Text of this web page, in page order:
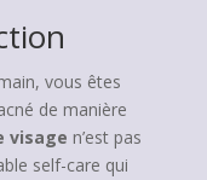
vous êtes
de manière
visage n’est pas
self-care qui